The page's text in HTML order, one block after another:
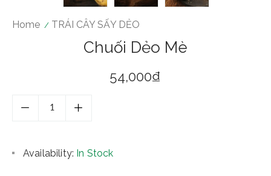
Home TRÁI CÂY SẤY DẺO
Chuối Dẻo Mè
54,000₫
Availability: In Stock